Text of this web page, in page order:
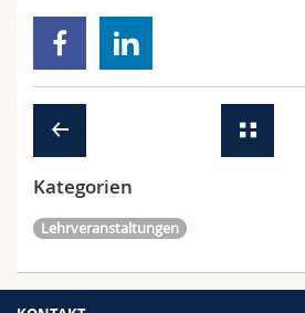
Kategorien
Lehrveranstaltungen